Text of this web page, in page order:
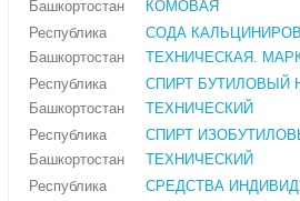
Башкортостан
КОМОВАЯ
Республика
Башкортостан
СОДА
ТЕХНИЧЕСКАЯ.
Республика
Башкортостан
СПИРТ БУТИЛОВЫЙ
ТЕХНИЧЕСКИЙ
Республика
Башкортостан
СПИРТ
ТЕХНИЧЕСКИЙ
Республика
СРЕДСТВА